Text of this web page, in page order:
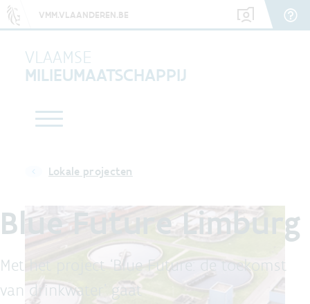
VMM.VLAANDEREN.BE
VLAAMSE
MILIEUMAATSCHAPPIJ
Lokale projecten
Blue Future Limburg
Met het project ‘Blue Future: de toekomst
van drinkwater’ gaat